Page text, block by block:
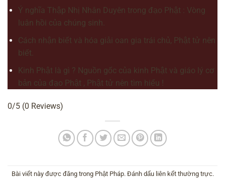
Ý nghĩa Thập Nhị Nhân Duyên trong đạo Phật : Vòng
luân hồi của chúng sinh.
Cách nhận biết và hóa giải oan gia trái chủ, Phật tử nên
biết.
Kinh Phật là gì ? Nguồn gốc của kinh Phật và giáo lý cơ
bản của đạo Phật , Phật tử nên tìm hiểu !
0/5 (0 Reviews)
Bài viết này được đăng trong Phật Pháp. Đánh dấu liên kết thường trực.